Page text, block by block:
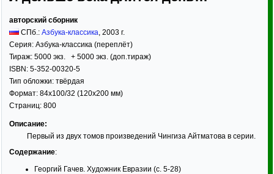
авторский сборник
СПб.: Азбука-классика, 2003 г.
Серия: Азбука-классика (переплёт)
Тираж: 5000 экз. + 5000 экз. (доп.тираж)
ISBN: 5-352-00320-5
Тип обложки: твёрдая
Формат: 84x100/32 (120x200 мм)
Страниц: 800
Описание:
Первый из двух томов произведений Чингиза Айтматова в серии.
Содержание:
Георгий Гачев. Художник Евразии (с. 5-28)